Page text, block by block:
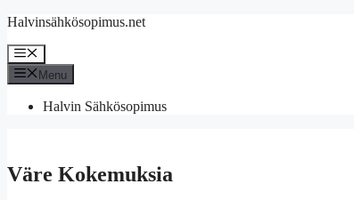
Skip
content
Halvinsähkösopimus.net
Menu
Menu
Halvin Sähkösopimus
Väre Kokemuksia